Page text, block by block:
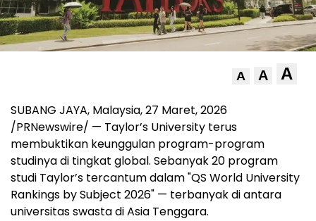
A A A
SUBANG JAYA, Malaysia,27 Maret, 2026
/PRNewswire/ — Taylor’s University terus
membuktikan keunggulan program-program
studinya di tingkat global. Sebanyak 20 program
studi Taylor’s tercantum dalam "QS World University
Rankings by Subject 2026" — terbanyak di antara
universitas swasta di Asia Tenggara.